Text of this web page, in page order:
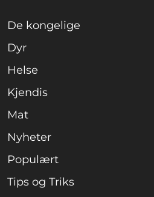
De kongelige
Dyr
Helse
Kjendis
Mat
Nyheter
Populært
Tips og Triks